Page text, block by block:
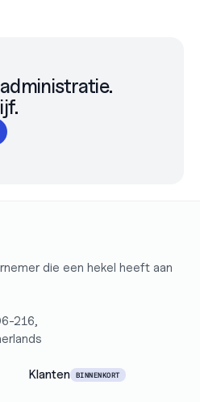
die een hekel heeft aan
216,
Klanten BINNENKORT